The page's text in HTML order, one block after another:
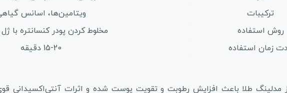
ترکیبات
ویتامین‌ها، اسانس
روش استفاده
مخلوط کردن پودر کنسانتره با
زمان استفاده
15-20 دقیقه
طلا باعث افزایش رطوبت و تقویت پوست شده و اثرات آنتی‌اکسیدانی قوی